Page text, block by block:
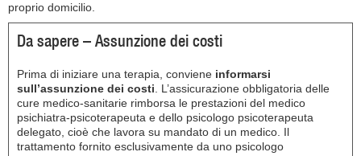
proprio domicilio.
Da sapere – Assunzione dei costi
Prima di iniziare una terapia, conviene informarsi
sull’assunzione dei costi . L’assicurazione obbligatoria delle
cure medico-sanitarie rimborsa le prestazioni del medico
psichiatra-psicoterapeuta e dello psicologo psicoterapeuta
delegato, cioè che lavora su mandato di un medico. Il
trattamento fornito esclusivamente da uno psicologo